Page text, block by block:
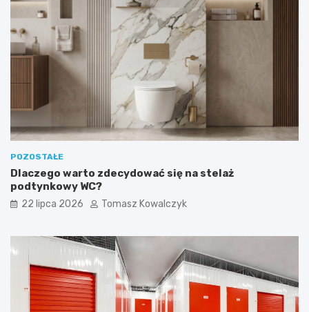
POZOSTAŁE
Dlaczego warto zdecydować się na stelaż
podtynkowy WC?
22 lipca 2026 Tomasz Kowalczyk